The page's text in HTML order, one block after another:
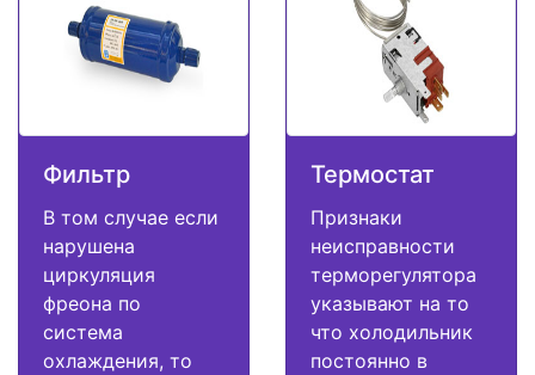
Фильтр
В том случае если
нарушена
циркуляция
фреона по
система
охлаждения, то
Термостат
Признаки
неисправности
терморегулятора
указывают на то
что холодильник
постоянно в